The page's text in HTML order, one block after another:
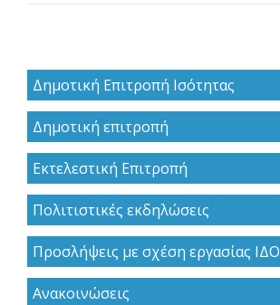
Δημοτική Επιτροπή Ισότητας
Δημοτική επιτροπή
Εκτελεστική Επιτροπή
Πολιτιστικές εκδηλώσεις
Προσλήψεις με σχέση εργασίας
Ανακoινώσεις